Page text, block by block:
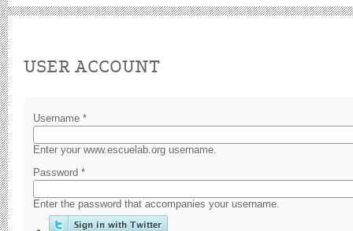
USER ACCOUNT
Username *
Enter your www.escuelab.org username.
Password *
Enter the password that accompanies your username.